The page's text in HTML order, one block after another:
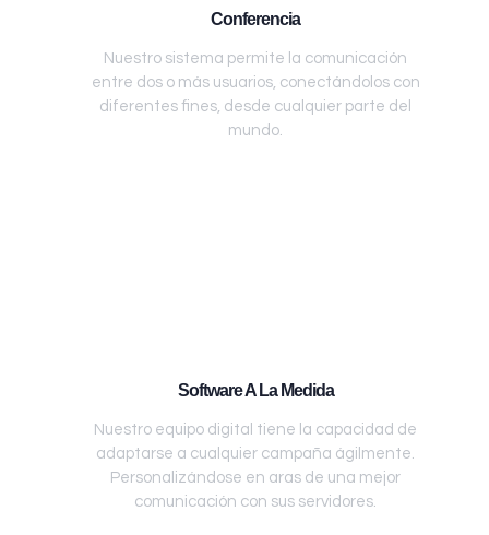
Conferencia
Nuestro sistema permite la comunicación
entre dos o más usuarios, conectándolos con
diferentes fines, desde cualquier parte del
mundo.
Software A La Medida
Nuestro equipo digital tiene la capacidad de
adaptarse a cualquier campaña ágilmente.
Personalizándose en aras de una mejor
comunicación con sus servidores.